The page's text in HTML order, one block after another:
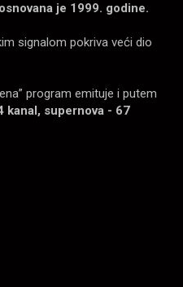
je 1999. godine.
signalom pokriva veći dio
program emituje i putem
kanal, supernova - 67